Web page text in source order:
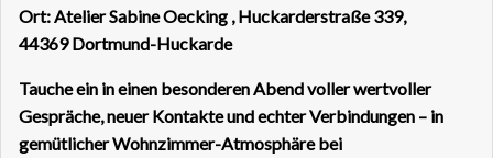
Ort: Atelier Sabine Oecking , Huckarderstraße 339,
44369 Dortmund-Huckarde
Tauche ein in einen besonderen Abend voller wertvoller
Gespräche, neuer Kontakte und echter Verbindungen – in
gemütlicher Wohnzimmer-Atmosphäre bei